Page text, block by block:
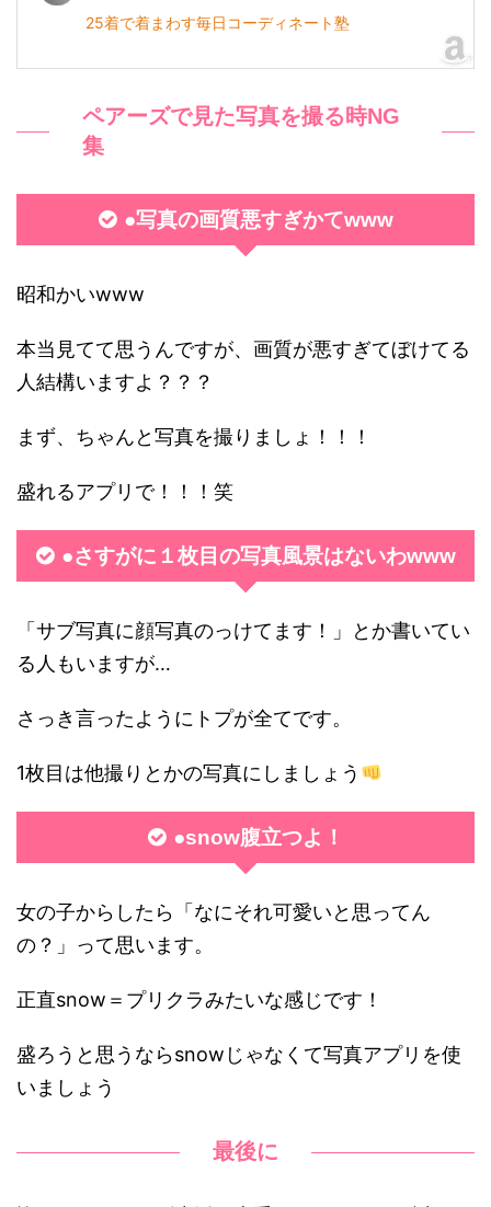
25着で着まわす毎日コーディネート塾
ペアーズで見た写真を撮る時NG
集
●写真の画質悪すぎかてwww
昭和かいwww
本当見てて思うんですが、画質が悪すぎてぼけてる
人結構いますよ？？？
まず、ちゃんと写真を撮りましょ！！！
盛れるアプリで！！！笑
●さすがに１枚目の写真風景はないわwww
「サブ写真に顔写真のっけてます！」とか書いてい
る人もいますが…
さっき言ったようにトプが全てです。
1枚目は他撮りとかの写真にしましょう
●snow腹立つよ！
女の子からしたら「なにそれ可愛いと思ってん
の？」って思います。
正直snow＝プリクラみたいな感じです！
盛ろうと思うならsnowじゃなくて写真アプリを使
いましょう
最後に